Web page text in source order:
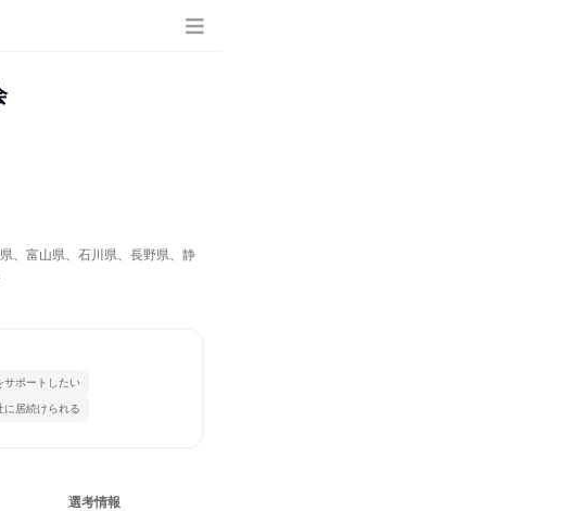
、富山県、石川県、長野県、静
サポートしたい
に居続けられる
選考情報